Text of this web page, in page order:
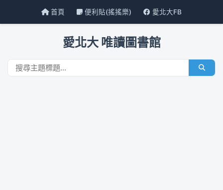
首頁 便利貼(搖搖樂) 愛北大FB
愛北大 唯讀圖書館